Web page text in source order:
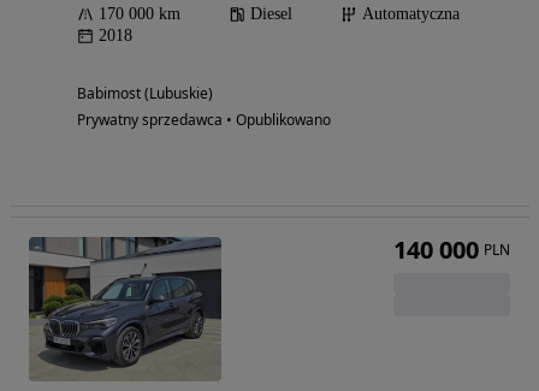
170 000 km Diesel
Automatyczna
2018
Babimost (Lubuskie)
Prywatny sprzedawca • Opublikowano
140 000 PLN